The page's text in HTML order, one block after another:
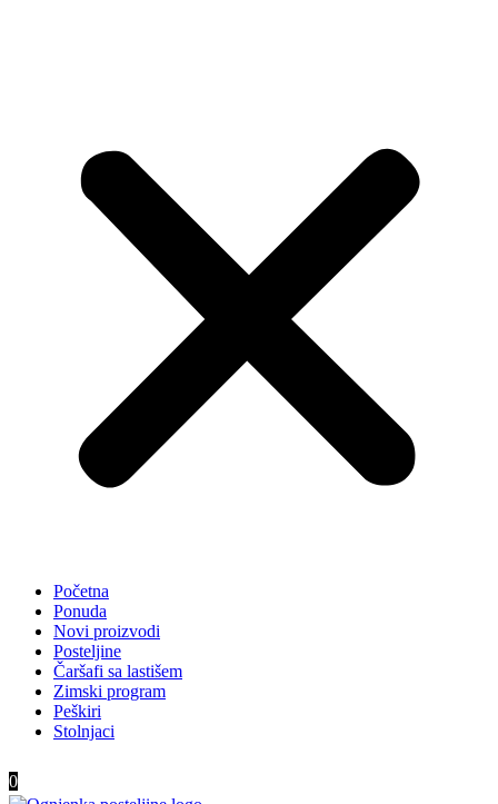
Početna
Ponuda
Novi proizvodi
Posteljine
Čaršafi sa lastišem
Zimski program
Peškiri
Stolnjaci
0